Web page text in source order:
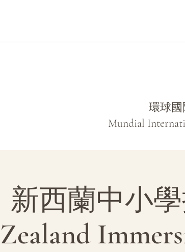
環球國
Mundial
新西蘭中小
Zealand